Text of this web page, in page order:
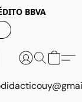
BBVA